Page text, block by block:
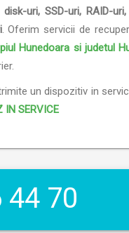
disk-uri, SSD-uri, RAID-
. Oferim servicii de
Hunedoara si judetul
un dispozitiv in
IN SERVICE
70